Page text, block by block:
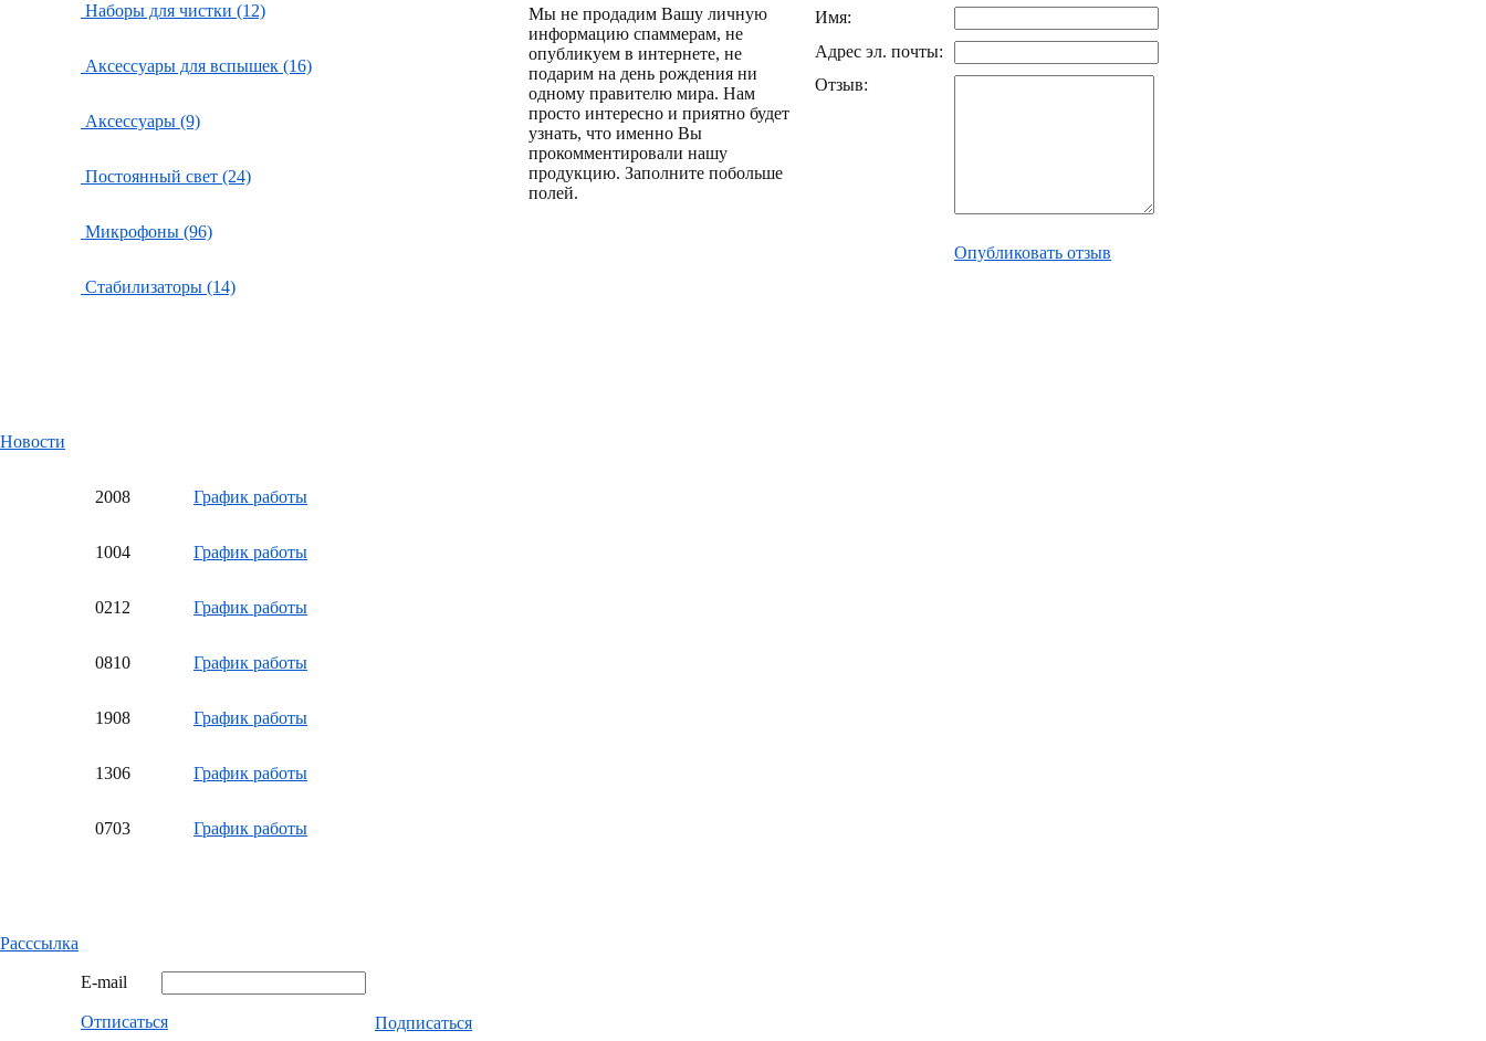
Наборы для чистки (12)
Аксессуары для вспышек (16)
Аксессуары (9)
Постоянный свет (24)
Микрофоны (96)
Стабилизаторы (14)
Новости
2008 График работы
1004 График работы
0212 График работы
0810 График работы
1908 График работы
1306 График работы
0703 График работы
Расссылка
E-mail
Отписаться Подписаться
Мы не продадим Вашу личную
информацию спаммерам, не
опубликуем в интернете, не
подарим на день рождения ни
одному правителю мира. Нам
просто интересно и приятно будет
узнать, что именно Вы
прокомментировали нашу
продукцию. Заполните побольше
полей.
Имя:
Адрес эл. почты:
Отзыв:
Опубликовать отзыв